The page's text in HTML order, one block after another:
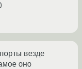
везде
оно